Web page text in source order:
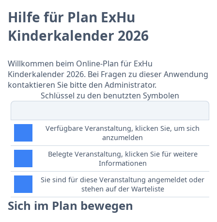
Hilfe für Plan ExHu
Kinderkalender 2026
Willkommen beim Online-Plan für ExHu
Kinderkalender 2026. Bei Fragen zu dieser Anwendung
kontaktieren Sie bitte den Administrator.
Schlüssel zu den benutzten Symbolen
Verfügbare Veranstaltung, klicken Sie, um sich
anzumelden
Belegte Veranstaltung, klicken Sie für weitere
Informationen
Sie sind für diese Veranstaltung angemeldet oder
stehen auf der Warteliste
Sich im Plan bewegen